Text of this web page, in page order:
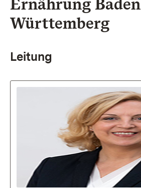
Württemberg
Leitung